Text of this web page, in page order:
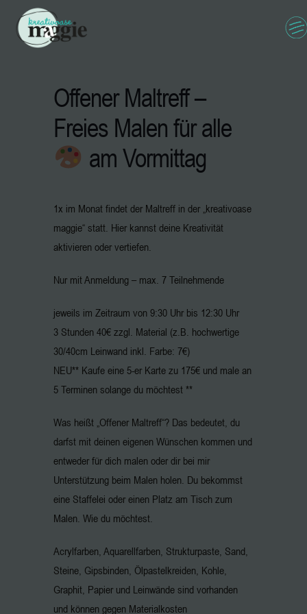
Offener Maltreff –
Freies Malen für alle
am Vormittag
1x im Monat findet der Maltreff in der „kreativoase
maggie“ statt. Hier kannst deine Kreativität
aktivieren oder vertiefen.
Nur mit Anmeldung – max. 7 Teilnehmende
jeweils im Zeitraum von 9:30 Uhr bis 12:30 Uhr
3 Stunden 40€ zzgl. Material (z.B. hochwertige
30/40cm Leinwand inkl. Farbe: 7€)
NEU** Kaufe eine 5-er Karte zu 175€ und male an
5 Terminen solange du möchtest **
Was heißt „Offener Maltreff“? Das bedeutet, du
darfst mit deinen eigenen Wünschen kommen und
entweder für dich malen oder dir bei mir
Unterstützung beim Malen holen. Du bekommst
eine Staffelei oder einen Platz am Tisch zum
Malen. Wie du möchtest.
Acrylfarben, Aquarellfarben, Strukturpaste, Sand,
Steine, Gipsbinden, Ölpastelkreiden, Kohle,
Graphit, Papier und Leinwände sind vorhanden
und können gegen Materialkosten